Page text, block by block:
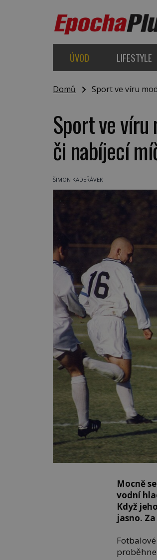
ÚVOD LIFESTYLE
Domů Sport ve víru
Sport ve
či nabíjecí
ŠIMON KADEŘÁVEK
Mocně
vodní
Když
jasno.